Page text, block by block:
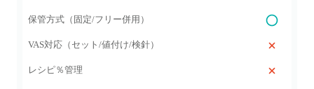
保管方式（固定/フリー併用）
VAS対応（セット/値付け/検針）
レシピ％管理